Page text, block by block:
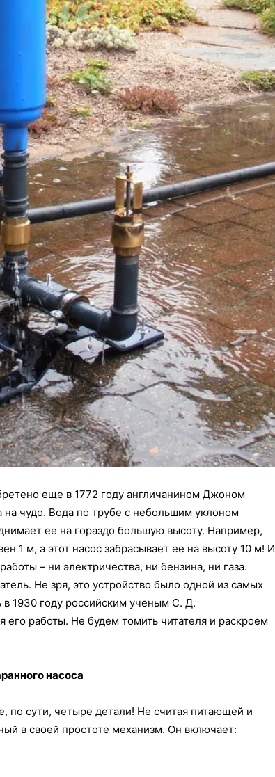
еще в 1772 году англичанином Джоном
чудо. Вода по трубе с небольшим уклоном
ее на гораздо большую высоту. Например,
1 м, а этот насос забрасывает ее на высоту 10 м! И
– ни электричества, ни бензина, ни газа.
Не зря, это устройство было одной из самых
1930 году российским ученым С. Д.
его работы. Не будем томить читателя и раскроем
насоса
по сути, четыре детали! Не считая питающей и
в своей простоте механизм. Он включает: